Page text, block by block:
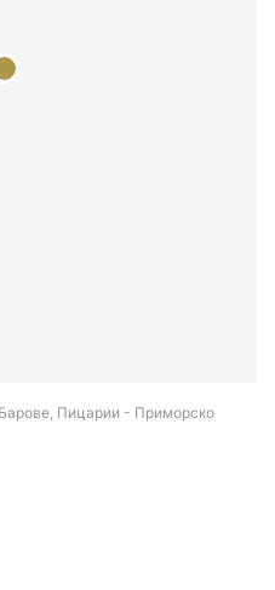
Пицарии - Приморско